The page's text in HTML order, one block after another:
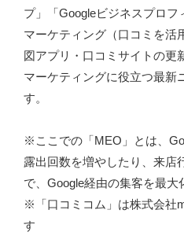
動
trans-DXプロ
プ」「Googleビジネスプロフ
マーケティング（口コミを活
図アプリ・口コミサイトの更
マーケティングに役立つ最新
す。
※ここでの「MEO」とは、
露出回数を増やしたり、来店
で、Google経由の集客を最大
※「口コミコム」は株式会社
す